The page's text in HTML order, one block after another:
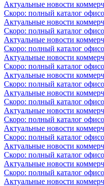
Актуальные новости
Скоро: полный каталог
Актуальные новости
Скоро: полный каталог
Актуальные новости
Скоро: полный каталог
Актуальные новости
Скоро: полный каталог
Актуальные новости
Скоро: полный каталог
Актуальные новости
Скоро: полный каталог
Актуальные новости
Скоро: полный каталог
Актуальные новости
Скоро: полный каталог
Актуальные новости
Скоро: полный каталог
Актуальные новости
Скоро: полный каталог
Актуальные новости